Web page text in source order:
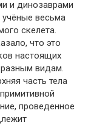
и динозаврами
весьма
скелета.
что это
настоящих
видам.
часть тела
проведенное